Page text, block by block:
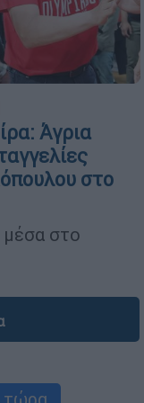
Άγρια
στο
μέσα στο